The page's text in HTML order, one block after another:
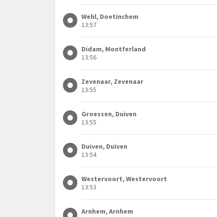
Wehl, Doetinchem
13:57
Didam, Montferland
13:56
Zevenaar, Zevenaar
13:55
Groessen, Duiven
13:55
Duiven, Duiven
13:54
Westervoort, Westervoort
13:53
Arnhem, Arnhem